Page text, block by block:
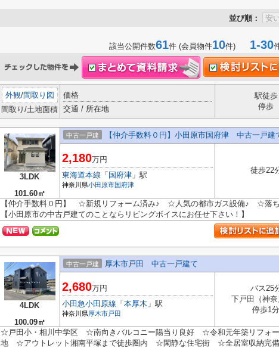
並び順：
該当公開件数61件 (会員物件10件) 1-30
外観/間取り図
間取り/土地面積
価格
交通 / 所在地
駅徒歩
停歩
3LDK
101.60㎡
中古一戸建 【仲介手数料０円】小田原市国府津 中古一戸建
2,180万円
東海道本線 「 国府津 」駅
神奈川県小田原市国府津
徒歩22
【仲介手数料０円】 ☆新規リフォーム済み♪ ☆人気の都市ガス設備♪ ☆落ち
【小田原市の中古戸建てのことならリビングボイスにお任せ下さい！】
4LDK
100.09㎡
中古一戸建 厚木市戸田 中古一戸建て
2,680万円
小田急小田原線 「 本厚木 」駅
神奈川県厚木市戸田
バス25
下戸田（神奈
停歩1分
☆戸田小・相川中学区 ☆南向きバルコニー陽当り良好 ☆令和元年築リフォ
地 ☆アウトレット湘南平塚まで徒歩圏内 ☆閑静な住宅街 ☆全居室収納完備